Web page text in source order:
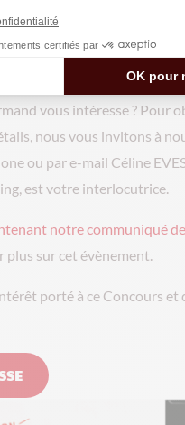
vous intéresse ? Pour
nous vous invitons à
ou par e-mail Céline
est votre interlocutrice.
notre communiqué
sur cet évènement.
porté à ce Concours et